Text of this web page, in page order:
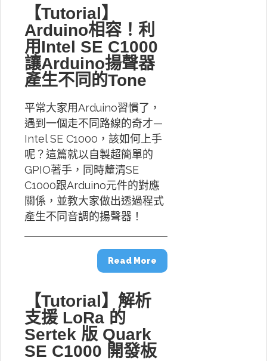
【Tutorial】
Arduino相容！利
用Intel SE C1000
讓Arduino揚聲器
產生不同的Tone
平常大家用Arduino習慣了，
遇到一個走不同路線的奇才—
Intel SE C1000，該如何上手
呢？這篇就以自製超簡單的
GPIO著手，同時釐清SE
C1000跟Arduino元件的對應
關係，並教大家做出透過程式
產生不同音調的揚聲器！
Read More
【Tutorial】解析
支援 LoRa 的
Sertek 版 Quark
SE C1000 開發板